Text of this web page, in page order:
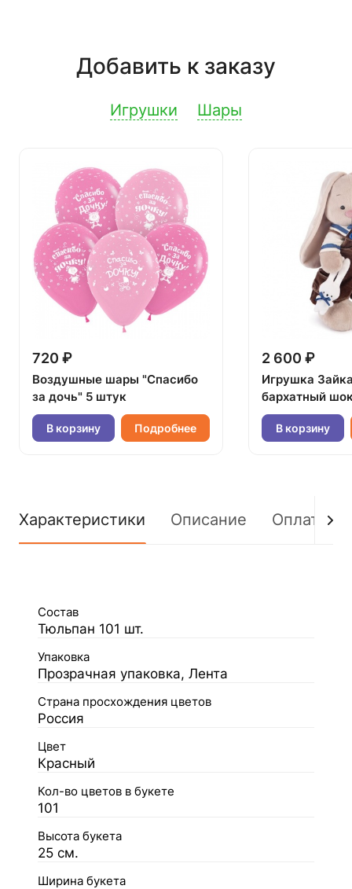
Добавить к заказу
Игрушки Шары
720 ₽
Воздушные шары "Спасибо
за дочь" 5 штук
В корзину Подробнее
2 600 ₽
Игрушка
бархатный
В корзину
Характеристики Описание Оплата
Состав
Тюльпан 101 шт.
Упаковка
Прозрачная упаковка, Лента
Страна просхождения цветов
Россия
Цвет
Красный
Кол-во цветов в букете
101
Высота букета
25 см.
Ширина букета